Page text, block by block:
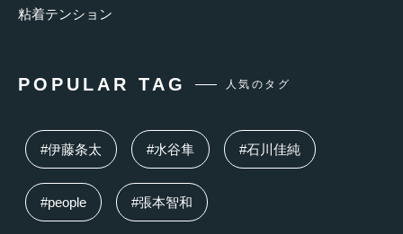
粘着テンション
POPULAR TAG 人気のタグ
#伊藤条太 #水谷隼 #石川佳純
#people #張本智和